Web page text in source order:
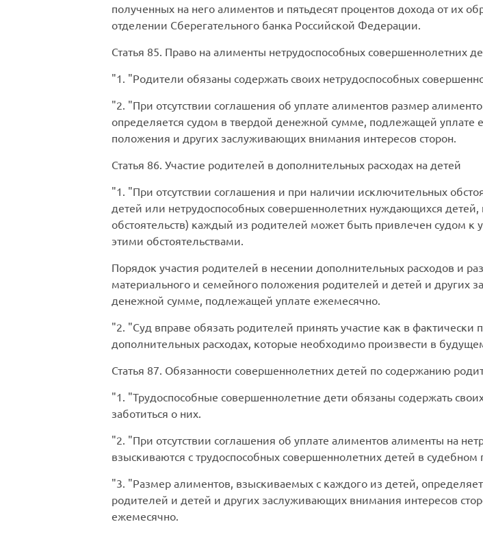
полученных на него алиментов и пятьдесят процентов дохода от их
отделении Сберегательного банка Российской Федерации.
Статья 85. Право на алименты нетрудоспособных совершеннолетних
1.
Родители обязаны содержать своих нетрудоспособных
2.
При отсутствии соглашения об уплате алиментов размер
определяется судом в твердой денежной сумме, подлежащей уплате
положения и других заслуживающих внимания интересов сторон.
Статья 86. Участие родителей в дополнительных расходах на детей
1.
При отсутствии соглашения и при наличии исключительных
детей или нетрудоспособных совершеннолетних нуждающихся
обстоятельств) каждый из родителей может быть привлечен судом к
этими обстоятельствами.
Порядок участия родителей в несении дополнительных расходов и
материального и семейного положения родителей и детей и других
денежной сумме, подлежащей уплате ежемесячно.
2.
Суд вправе обязать родителей принять участие как в
дополнительных расходах, которые необходимо произвести в
Статья 87. Обязанности совершеннолетних детей по содержанию
1. Трудоспособные совершеннолетние дети обязаны содержать
заботиться о них.
2.
При отсутствии соглашения об уплате алиментов алименты на
взыскиваются с трудоспособных совершеннолетних детей в судебном
3.
Размер алиментов, взыскиваемых с каждого из детей,
родителей и детей и других заслуживающих внимания интересов
ежемесячно.